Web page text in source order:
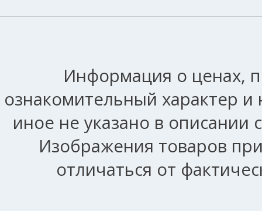
Информация о ценах,
ознакомительный характер
иное не указано в описании
Изображения товаров
отличаться от